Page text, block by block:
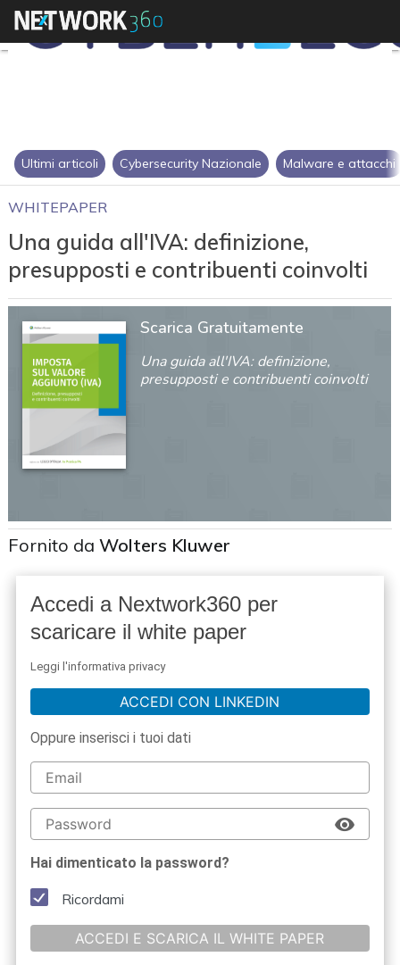
Ultimi articoli Cybersecurity Nazionale Malware e attacchi
WHITEPAPER
Una guida all'IVA: definizione,
presupposti e contribuenti coinvolti
Scarica Gratuitamente
Una guida all'IVA: definizione,
presupposti e contribuenti coinvolti
Fornito daWolters Kluwer
Accedi a Nextwork360 per
scaricare il white paper
Leggi l'informativa privacy
ACCEDI CON LINKEDIN
Oppure inserisci i tuoi dati
Hai dimenticato la password?
Ricordami
ACCEDI E SCARICA IL WHITE PAPER